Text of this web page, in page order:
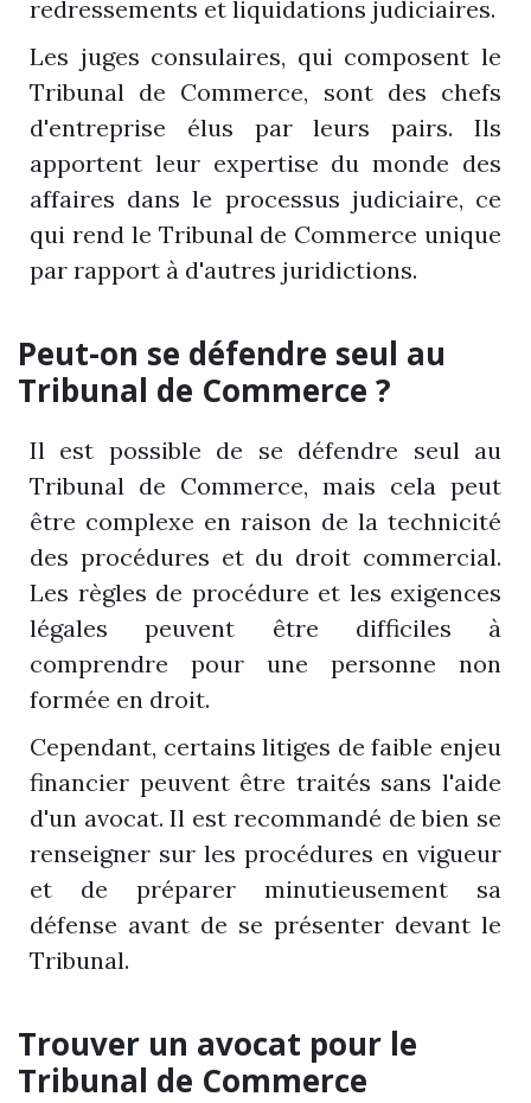
redressements et liquidations judiciaires.
Les juges consulaires, qui composent le
Tribunal de Commerce, sont des chefs
d'entreprise élus par leurs pairs. Ils
apportent leur expertise du monde des
affaires dans le processus judiciaire, ce
qui rend le Tribunal de Commerce unique
par rapport à d'autres juridictions.
Peut-on se défendre seul au
Tribunal de Commerce ?
Il est possible de se défendre seul au
Tribunal de Commerce, mais cela peut
être complexe en raison de la technicité
des procédures et du droit commercial.
Les règles de procédure et les exigences
légales peuvent être difficiles à
comprendre pour une personne non
formée en droit.
Cependant, certains litiges de faible enjeu
financier peuvent être traités sans l'aide
d'un avocat. Il est recommandé de bien se
renseigner sur les procédures en vigueur
et de préparer minutieusement sa
défense avant de se présenter devant le
Tribunal.
Trouver un avocat pour le
Tribunal de Commerce